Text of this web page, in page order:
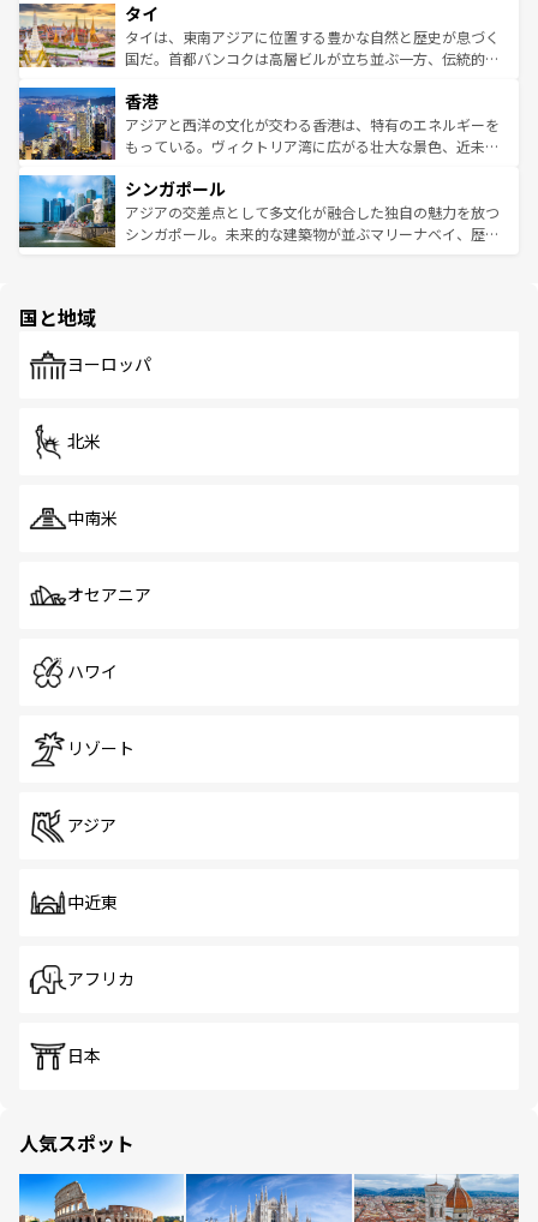
リティに包まれながら、韓国の多彩な魅力を心ゆくまで味
わってみてほしい。 なお、新着の韓国情報はコンテンツ一
覧を参照してほしい。
急速な発展と共に伝統が息づく。ハノイの古い町並みやホ
ーチミン市のフランス統治時代の建物も、独特の雰囲気を
醸し出している。また、バラエティの豊かさとおいしさで
とつ。フォーやバインミー、ベトナムコーヒーなどは、ぜ
ひ現地で味わいたい。どの地域を訪れてもあたたかい人々
が旅行者を迎えてくれるので、きっと忘れられない旅にな
参照してほしい。
タイ
タイは、東南アジアに位置する豊かな自然と歴史が息づく
国だ。首都バンコクは高層ビルが立ち並ぶ一方、伝統的な
の活気が交差している。北部ではチェンマイなどの山岳地
帯で自然と触れ合い、南部ではプーケットやクラビの美し
いビーチでリゾート気分を楽しむことができる。タイ料理
激する。気候は一年中温暖で、どの季節にも異なる楽しみ
が待っている。親しみやすいタイの人々、仏教を中心とし
た文化、そして多様な観光資源が、訪れる旅人を魅了し続
香港
アジアと西洋の文化が交わる香港は、特有のエネルギーを
もっている。ヴィクトリア湾に広がる壮大な景色、近未来
み、どこを訪れても感動するはず。観光スポットが密集し
ており、効率よく見どころを回れるのも魅力。息をのむよ
うな絶景から文化的な体験まで、香港を存分に楽しみ尽く
シンガポール
アジアの交差点として多文化が融合した独自の魅力を放つ
シンガポール。未来的な建築物が並ぶマリーナベイ、歴史
で、ホーカーズは地元の風情を楽しめる外せないスポット
国と地域
ヨーロッパ
北米
中南米
オセアニア
ハワイ
リゾート
アジア
中近東
アフリカ
日本
人気スポット